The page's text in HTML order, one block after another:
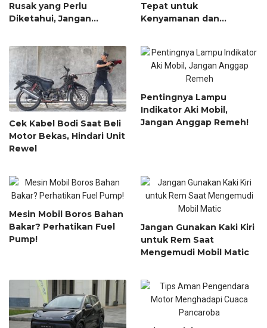
Rusak yang Perlu
Diketahui, Jangan
Tepat untuk
Kenyamanan dan
Cek Kabel Bodi Saat Beli
Motor Bekas, Hindari Unit
Rewel
Pentingnya Lampu
Indikator Aki Mobil,
Jangan Anggap Remeh!
Mesin Mobil Boros Bahan
Bakar? Perhatikan Fuel
Pump!
Jangan Gunakan Kaki Kiri
untuk Rem Saat
Mengemudi Mobil Matic